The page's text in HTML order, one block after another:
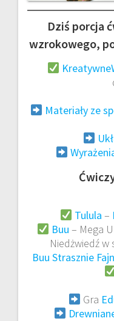
Dziś porcja
wzrokowego,
Materiały ze
Tulula –
Buu – Mega
Niedżwiedź
Buu Strasznie
Gra